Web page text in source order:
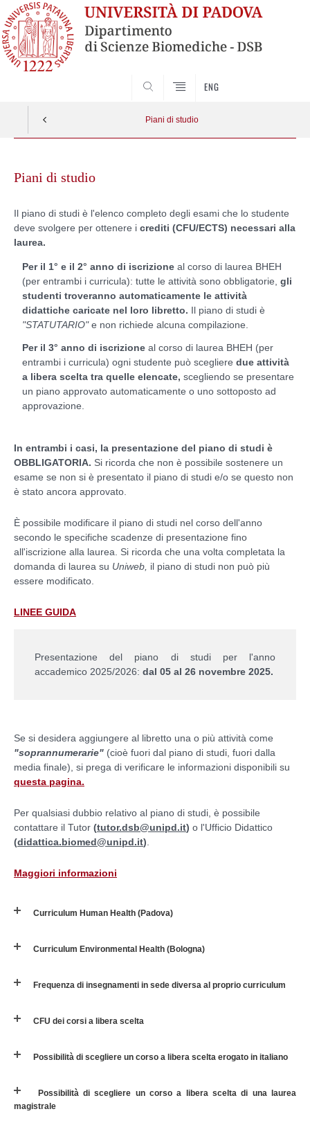
ENG
Piani di studio
contentPiani di studio
Il piano di studi è l'elenco completo degli esami che lo studente
deve svolgere per ottenere i crediti (CFU/ECTS) necessari alla
laurea.
Per il 1° e il 2° anno di iscrizione al corso di laurea BHEH
(per entrambi i curricula): tutte le attività sono obbligatorie, gli
studenti troveranno automaticamente le attività
didattiche caricate nel loro libretto. Il piano di studi è
"STATUTARIO"e non richiede alcuna compilazione.
Per il 3° anno di iscrizione al corso di laurea BHEH (per
entrambi i curricula) ogni studente può scegliere due attività
a libera scelta tra quelle elencate, scegliendo se presentare
un piano approvato automaticamente o uno sottoposto ad
approvazione.
In entrambi i casi, la presentazione del piano di studi è
OBBLIGATORIA. Si ricorda che non è possibile sostenere un
esame se non si è presentato il piano di studi e/o se questo non
è stato ancora approvato.
È possibile modificare il piano di studi nel corso dell'anno
secondo le specifiche scadenze di presentazione fino
all'iscrizione alla laurea. Si ricorda che una volta completata la
domanda di laurea su Uniweb, il piano di studi non può più
essere modificato.
LINEE GUIDA
Presentazione del piano di studi per l'anno
accademico 2025/2026: dal 05 al 26 novembre 2025.
Se si desidera aggiungere al libretto una o più attività come
"soprannumerarie" (cioè fuori dal piano di studi, fuori dalla
media finale), si prega di verificare le informazioni disponibili su
questa pagina.
Per qualsiasi dubbio relativo al piano di studi, è possibile
contattare il Tutor (tutor.dsb@unipd.it) o l'Ufficio Didattico
(didattica.biomed@unipd.it)
Maggiori informazioni
Curriculum Human Health (Padova)
Curriculum Environmental Health (Bologna)
Frequenza di insegnamenti in sede diversa al proprio curriculum
CFU dei corsi a libera scelta
Possibilità di scegliere un corso a libera scelta erogato in italiano
Possibilità di scegliere un corso a libera scelta di una laurea
magistrale